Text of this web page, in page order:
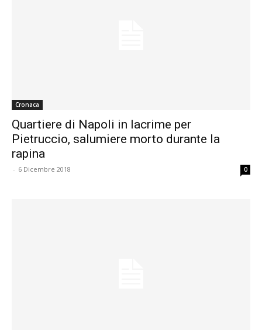
Cronaca
Quartiere di Napoli in lacrime per
Pietruccio, salumiere morto durante la
rapina
- 6 Dicembre 2018 0